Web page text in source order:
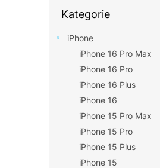
kategorie
Kategorie
iPhone
iPhone 16 Pro Max
iPhone 16 Pro
iPhone 16 Plus
iPhone 16
iPhone 15 Pro Max
iPhone 15 Pro
iPhone 15 Plus
iPhone 15